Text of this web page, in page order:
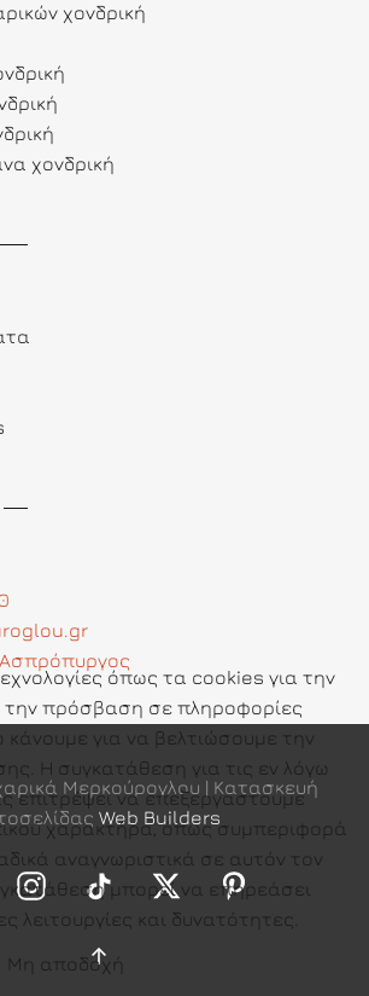
χονδρική
χονδρική
Μερκούρογλου | Κατασκευή
Web Builders
όπως τα cookies για την
την πρόσβαση σε πληροφορίες
για να βελτιώσουμε την
Η συγκατάθεση για τις εν λόγω
επιτρέψει να επεξεργαστούμε
χαρακτήρα, όπως συμπεριφορά
αναγνωριστικά σε αυτόν τον
μπορεί να επηρεάσει
λειτουργίες και δυνατότητες.
Μη αποδοχή